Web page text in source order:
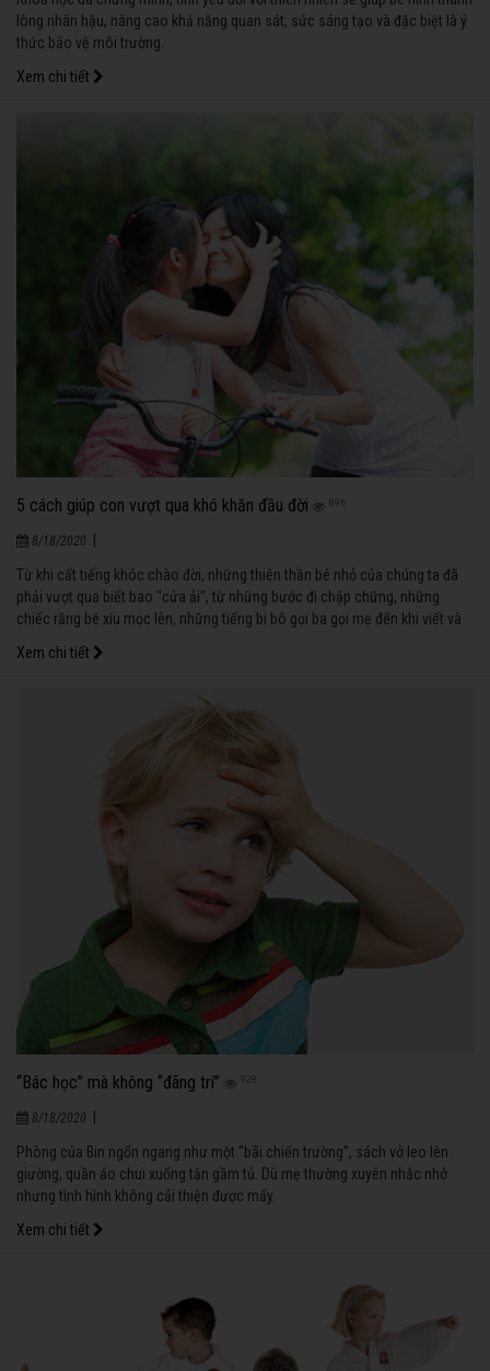
lòng nhân hậu, nâng cao khả năng quan sát, sức sáng tạo và đặc biệt là ý
thức bảo vệ môi trường.
Xem chi tiết
5 cách giúp con vượt qua khó khăn đầu đời 896
8/18/2020
Từ khi cất tiếng khóc chào đời, những thiên thần bé nhỏ của chúng ta đã
phải vượt qua biết bao "cửa ải", từ những bước đi chập chững, những
chiếc răng bé xíu mọc lên, những tiếng bi bô gọi ba gọi mẹ đến khi viết và
đọc được những con chữ đầu tiên, rồi lớn hơn khi trở thành những chàng
trai, cô gái biết yêu biết giận hờn… Những khó khăn ấy rồi sẽ qua cùng với
Xem chi tiết
“Bác học” mà không “đãng trí” 928
8/18/2020
Phòng của Bin ngổn ngang như một “bãi chiến trường”, sách vở leo lên
giường, quần áo chui xuống tận gầm tủ. Dù mẹ thường xuyên nhắc nhở
nhưng tình hình không cải thiện được mấy.
Xem chi tiết